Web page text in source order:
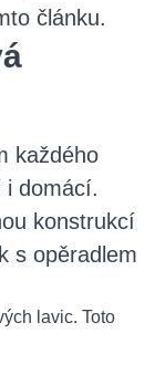
článku.
každého
i domácí.
konstrukcí
s opěradlem
lavic. Toto